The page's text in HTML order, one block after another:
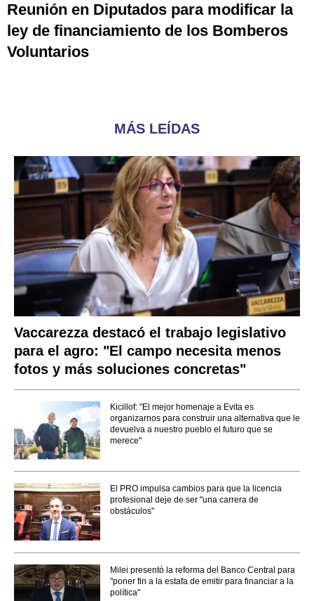
Reunión en Diputados para modificar la
ley de financiamiento de los Bomberos
Voluntarios
MÁS LEÍDAS
Vaccarezza destacó el trabajo legislativo
para el agro: "El campo necesita menos
fotos y más soluciones concretas"
Kicillof: "El mejor homenaje a Evita es
organizarnos para construir una alternativa que le
devuelva a nuestro pueblo el futuro que se
merece"
El PRO impulsa cambios para que la licencia
profesional deje de ser "una carrera de
obstáculos"
Milei presentó la reforma del Banco Central para
"poner fin a la estafa de emitir para financiar a la
política"